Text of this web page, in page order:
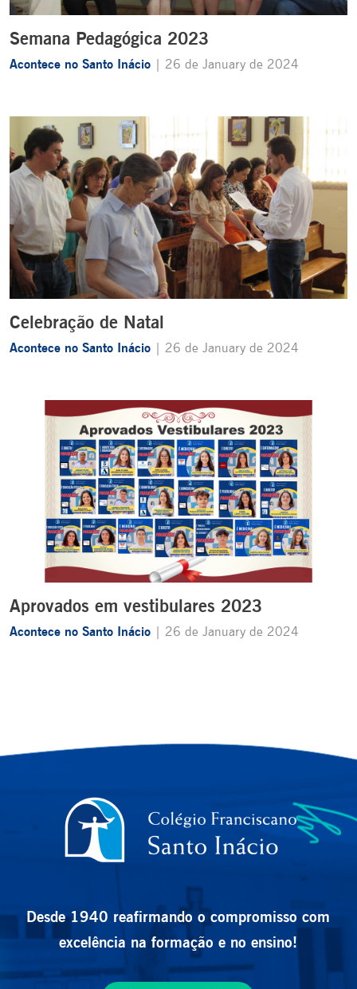
Semana Pedagógica 2023
Acontece no Santo Inácio | 26 de January de 2024
Celebração de Natal
Acontece no Santo Inácio | 26 de January de 2024
Aprovados em vestibulares 2023
Acontece no Santo Inácio | 26 de January de 2024
Desde 1940 reafirmando o compromisso com
excelência na formação e no ensino!